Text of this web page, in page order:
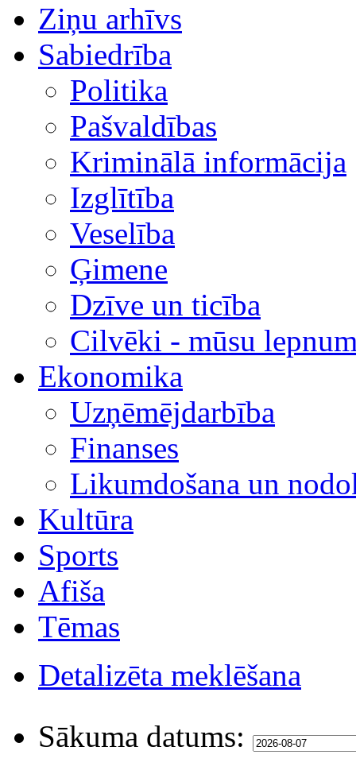
Ziņu arhīvs
Sabiedrība
Politika
Pašvaldības
Kriminālā informācija
Izglītība
Veselība
Ģimene
Dzīve un ticība
Cilvēki - mūsu
Ekonomika
Uzņēmējdarbība
Finanses
Likumdošana un
Kultūra
Sports
Afiša
Tēmas
Detalizēta meklēšana
Sākuma datums: